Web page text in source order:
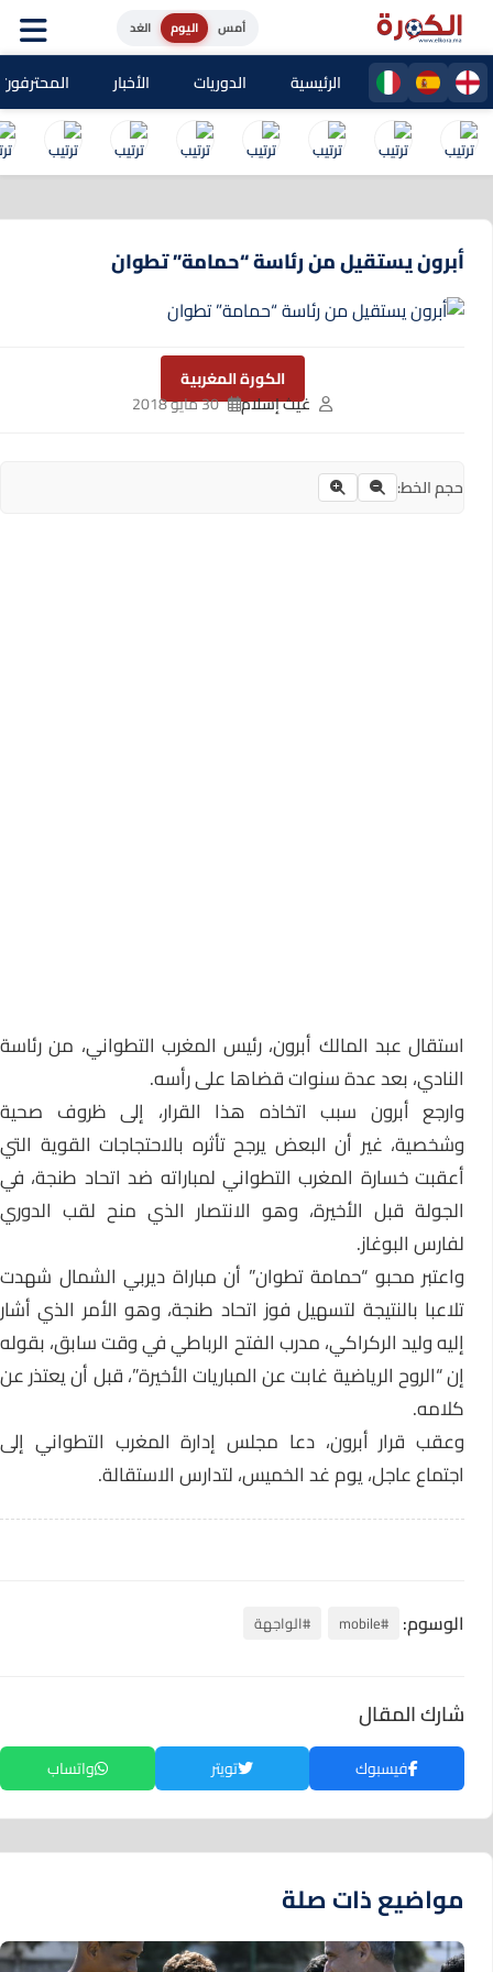
اليوم الغد
الرئيسية الدوريات الأخبار المحترفون
أبرون يستقيل من رئاسة “حمامة” تطوان
الكورة المغربية
غيث إسلام
30 مايو 2018
حجم الخط:
استقال عبد المالك أبرون، رئيس المغرب التطواني، من رئاسة
النادي، بعد عدة سنوات قضاها على رأسه.
وارجع أبرون سبب اتخاذه هذا القرار، إلى ظروف صحية
وشخصية، غير أن البعض يرجح تأثره بالاحتجاجات القوية التي
أعقبت خسارة المغرب التطواني لمباراته ضد اتحاد طنجة، في
الجولة قبل الأخيرة، وهو الانتصار الذي منح لقب الدوري
لفارس البوغاز.
واعتبر محبو “حمامة تطوان” أن مباراة ديربي الشمال شهدت
تلاعبا بالنتيجة لتسهيل فوز اتحاد طنجة، وهو الأمر الذي أشار
إليه وليد الركراكي، مدرب الفتح الرباطي في وقت سابق، بقوله
إن “الروح الرياضية غابت عن المباريات الأخيرة”، قبل أن يعتذر عن
كلامه.
وعقب قرار أبرون، دعا مجلس إدارة المغرب التطواني إلى
اجتماع عاجل، يوم غد الخميس، لتدارس الاستقالة.
الوسوم: #mobile #الواجهة
شارك المقال
فيسبوك تويتر واتساب
مواضيع ذات صلة